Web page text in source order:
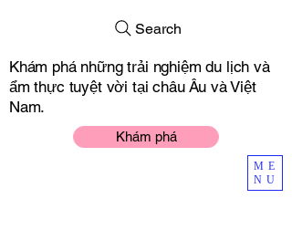
ME
NU
Khám phá
Khám phá những trải nghiệm du lịch và
ẩm thực tuyệt vời tại châu Âu và Việt
Nam.
Search